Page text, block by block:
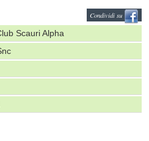
Condividi su
Scauri Alpha